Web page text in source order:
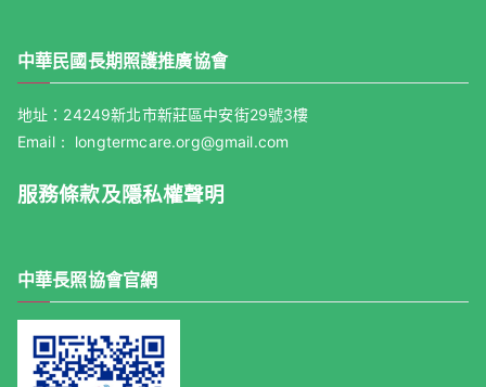
e
b
o
o
k
h
at
中華民國長期照護推廣協會
地址：24249新北市新莊區中安街29號3樓
Email： longtermcare.org@gmail.com
服務條款及隱私權聲明
中華長照協會官網